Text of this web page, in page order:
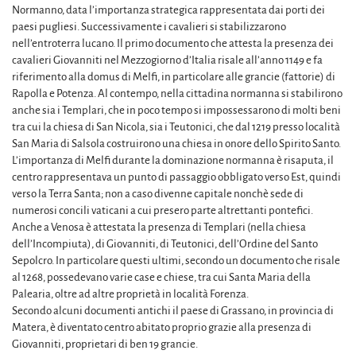
Normanno, data l’importanza strategica rappresentata dai porti dei
paesi pugliesi. Successivamente i cavalieri si stabilizzarono
nell’entroterra lucano. Il primo documento che attesta la presenza dei
cavalieri Giovanniti nel Mezzogiorno d’Italia risale all’anno 1149 e fa
riferimento alla domus di Melfi, in particolare alle grancie (fattorie) di
Rapolla e Potenza. Al contempo, nella cittadina normanna si stabilirono
anche sia i Templari, che in poco tempo si impossessarono di molti beni
tra cui la chiesa di San Nicola, sia i Teutonici, che dal 1219 presso località
San Maria di Salsola costruirono una chiesa in onore dello Spirito Santo.
L’importanza di Melfi durante la dominazione normanna è risaputa, il
centro rappresentava un punto di passaggio obbligato verso Est, quindi
verso la Terra Santa; non a caso divenne capitale nonchè sede di
numerosi concili vaticani a cui presero parte altrettanti pontefici.
Anche a Venosa è attestata la presenza di Templari (nella chiesa
dell’Incompiuta), di Giovanniti, di Teutonici, dell’Ordine del Santo
Sepolcro. In particolare questi ultimi, secondo un documento che risale
al 1268, possedevano varie case e chiese, tra cui Santa Maria della
Palearia, oltre ad altre proprietà in località Forenza.
Secondo alcuni documenti antichi il paese di Grassano, in provincia di
Matera, è diventato centro abitato proprio grazie alla presenza di
Giovanniti, proprietari di ben 19 grancie.